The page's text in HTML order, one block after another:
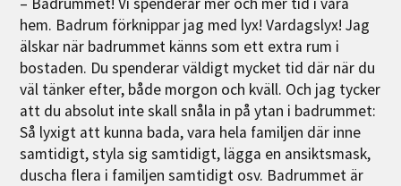
hem. Badrum förknippar jag med lyx! Vardagslyx! Jag
älskar när badrummet känns som ett extra rum i
bostaden. Du spenderar väldigt mycket tid där när du
väl tänker efter, både morgon och kväll. Och jag tycker
att du absolut inte skall snåla in på ytan i badrummet:
Så lyxigt att kunna bada, vara hela familjen där inne
samtidigt, styla sig samtidigt, lägga en ansiktsmask,
duscha flera i familjen samtidigt osv. Badrummet är